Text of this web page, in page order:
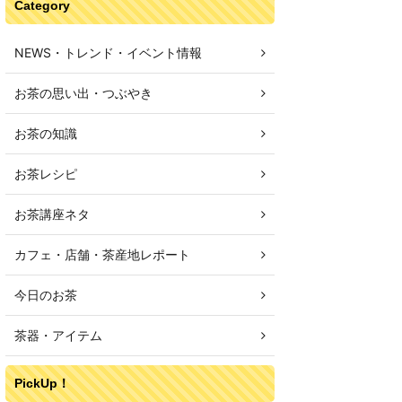
Category
NEWS・トレンド・イベント情報
お茶の思い出・つぶやき
お茶の知識
お茶レシピ
お茶講座ネタ
カフェ・店舗・茶産地レポート
今日のお茶
茶器・アイテム
PickUp！